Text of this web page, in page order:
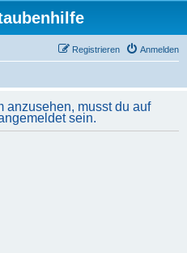
Anmelden
Registrieren
anzusehen, musst du auf
sein.